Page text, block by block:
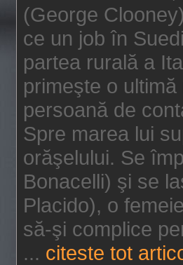
(George
ce un job în
partea rurală a
primeşte o
persoană de
Spre marea lui
orăşelului. Se
Bonacelli) şi se
Placido), o
să-şi complice
... citeste tot